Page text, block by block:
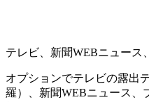
テレビ、新聞WEBニュース
オプションでテレビの露出
羅）、新聞WEBニュース、